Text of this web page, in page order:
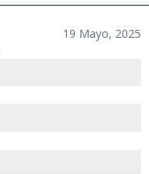
19 Mayo, 2025